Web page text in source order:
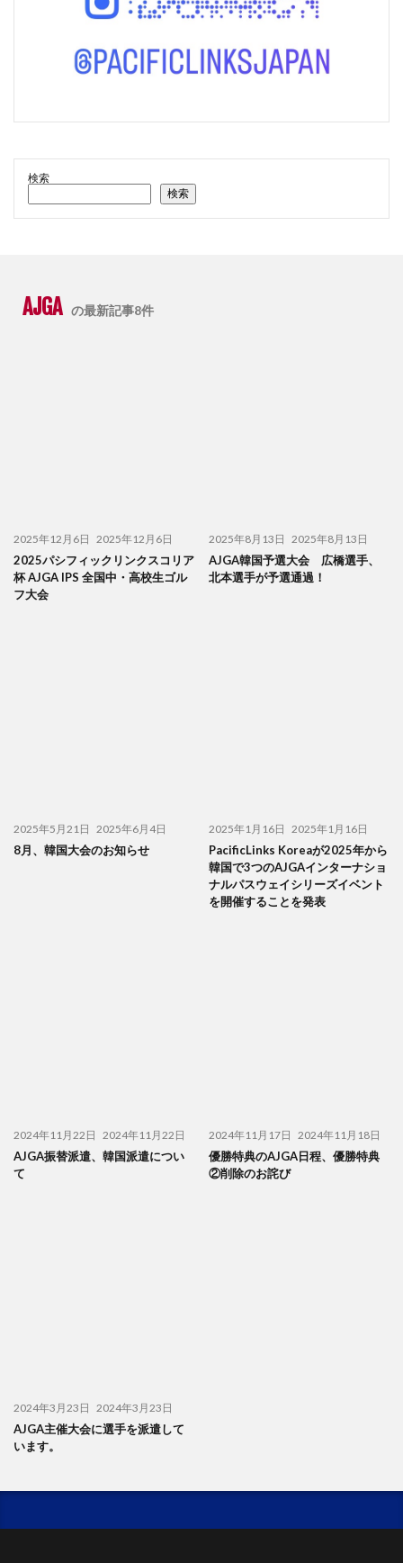
検索
検索
AJGA の最新記事8件
2025年12月6日 2025年12月6日
2025パシフィックリンクスコリア
杯 AJGA IPS 全国中・高校生ゴル
フ大会
2025年8月13日 2025年8月13日
AJGA韓国予選大会 広橋選手、
北本選手が予選通過！
2025年5月21日 2025年6月4日
8月、韓国大会のお知らせ
2025年1月16日 2025年1月16日
PacificLinks Koreaが2025年から
韓国で3つのAJGAインターナショ
ナルパスウェイシリーズイベント
を開催することを発表
2024年11月22日 2024年11月22日
AJGA振替派遣、韓国派遣につい
て
2024年11月17日 2024年11月18日
優勝特典のAJGA日程、優勝特典
②削除のお詫び
2024年3月23日 2024年3月23日
AJGA主催大会に選手を派遣して
います。